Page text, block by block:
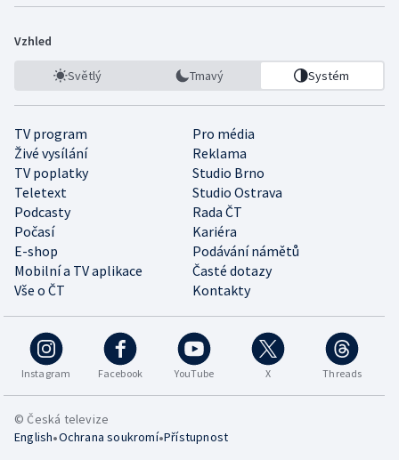
Vzhled
Světlý Tmavý Systém
TV program
Pro média
Živé vysílání
Reklama
TV poplatky
Studio Brno
Teletext
Studio Ostrava
Podcasty
Rada ČT
Počasí
Kariéra
E-shop
Podávání námětů
Mobilní a TV aplikace
Časté dotazy
Vše o ČT
Kontakty
Instagram Facebook YouTube X Threads
© Česká televize
English•Ochrana soukromí•Přístupnost